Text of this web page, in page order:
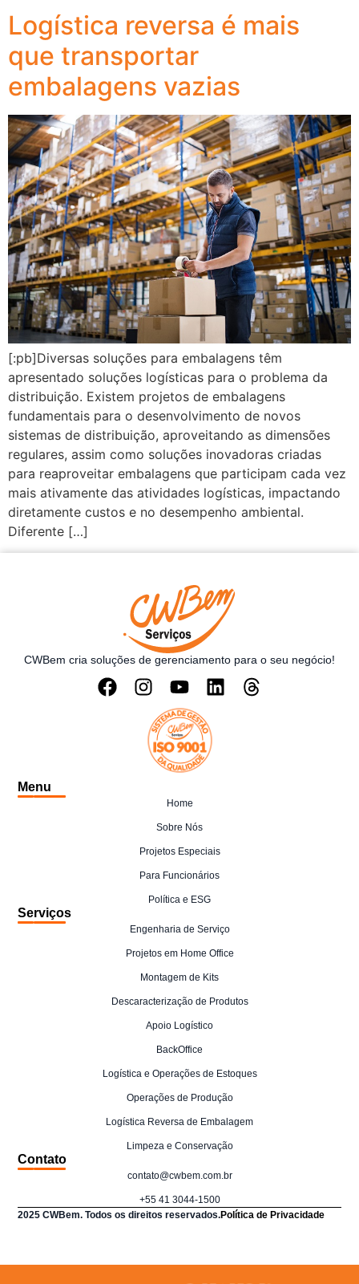
Logística reversa é mais
que transportar
embalagens vazias
[:pb]Diversas soluções para embalagens têm
apresentado soluções logísticas para o problema da
distribuição. Existem projetos de embalagens
fundamentais para o desenvolvimento de novos
sistemas de distribuição, aproveitando as dimensões
regulares, assim como soluções inovadoras criadas
para reaproveitar embalagens que participam cada vez
mais ativamente das atividades logísticas, impactando
diretamente custos e no desempenho ambiental.
Diferente […]
CWBem cria soluções de gerenciamento para o seu negócio!
Menu
Home
Sobre Nós
Projetos Especiais
Para Funcionários
Política e ESG
Serviços
Engenharia de Serviço
Projetos em Home Office
Montagem de Kits
Descaracterização de Produtos
Apoio Logístico
BackOffice
Logística e Operações de Estoques
Operações de Produção
Logística Reversa de Embalagem
Limpeza e Conservação
Contato
contato@cwbem.com.br
+55 41 3044-1500
2025 CWBem. Todos os direitos reservados.Política de Privacidade